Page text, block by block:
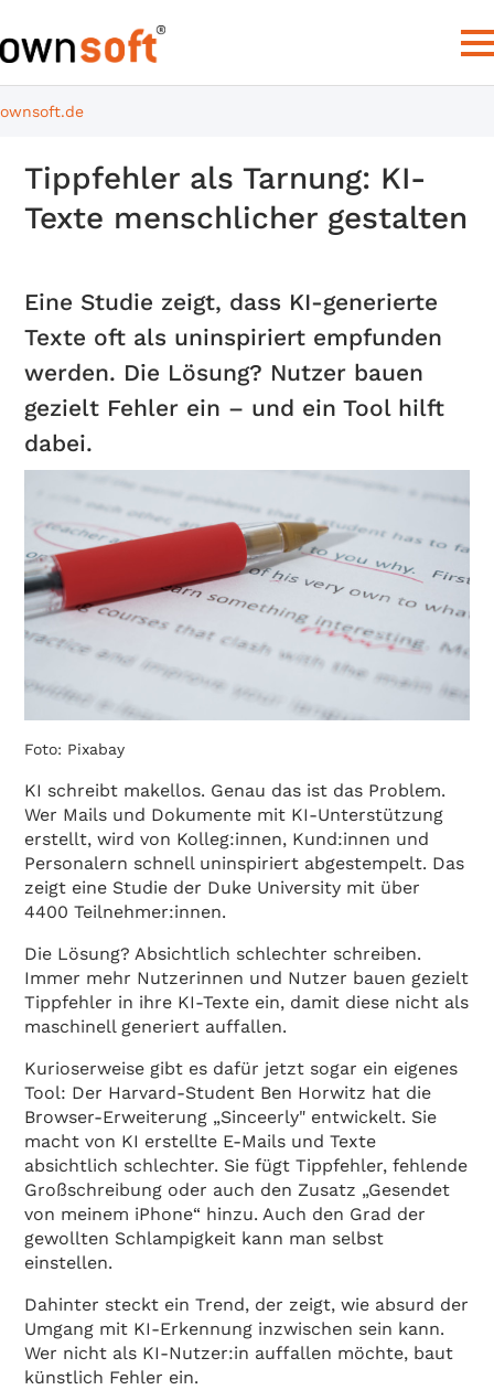
ownsoft.de
Tippfehler als Tarnung: KI-
Texte menschlicher gestalten
Eine Studie zeigt, dass KI-generierte
Texte oft als uninspiriert empfunden
werden. Die Lösung? Nutzer bauen
gezielt Fehler ein – und ein Tool hilft
dabei.
Foto: Pixabay
KI schreibt makellos. Genau das ist das Problem.
Wer Mails und Dokumente mit KI-Unterstützung
erstellt, wird von Kolleg:innen, Kund:innen und
Personalern schnell uninspiriert abgestempelt. Das
zeigt eine Studie der Duke University mit über
4400 Teilnehmer:innen.
Die Lösung? Absichtlich schlechter schreiben.
Immer mehr Nutzerinnen und Nutzer bauen gezielt
Tippfehler in ihre KI-Texte ein, damit diese nicht als
maschinell generiert auffallen.
Kurioserweise gibt es dafür jetzt sogar ein eigenes
Tool: Der Harvard-Student Ben Horwitz hat die
Browser-Erweiterung „Sinceerly" entwickelt. Sie
macht von KI erstellte E-Mails und Texte
absichtlich schlechter. Sie fügt Tippfehler, fehlende
Großschreibung oder auch den Zusatz „Gesendet
von meinem iPhone“ hinzu. Auch den Grad der
gewollten Schlampigkeit kann man selbst
einstellen.
Dahinter steckt ein Trend, der zeigt, wie absurd der
Umgang mit KI-Erkennung inzwischen sein kann.
Wer nicht als KI-Nutzer:in auffallen möchte, baut
künstlich Fehler ein.